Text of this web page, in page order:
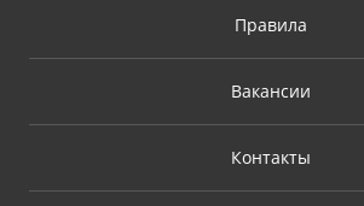
Правила
Вакансии
Контакты